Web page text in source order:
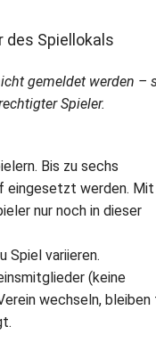
Spiellokals
gemeldet werden –
Spieler.
Bis zu sechs
eingesetzt werden.
nur noch in dieser
Spiel variieren.
(keine
wechseln, bleiben